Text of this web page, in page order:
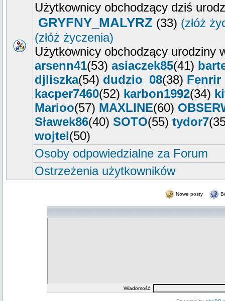
Użytkownicy obchodzący dziś
GRYFNY_MALYRZ (33) (złóż
(złóż życzenia)
Użytkownicy obchodzący urodziny
arsenn41(53) asiaczek85(41)
djliszka(54) dudzio_08(38) Fenrir
kacper7460(52) karbon1992(34)
Marioo(57) MAXLINE(60)
Sławek86(40) SOTO(55) tydor7
wojtel(50)
Osoby odpowiedzialne za Forum
Ostrzeżenia użytkowników
Nowe posty
Wiadomość: